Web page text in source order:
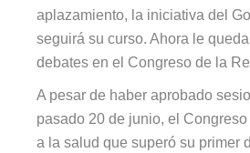
aplazamiento, la iniciativa del
seguirá su curso. Ahora le
debates en el Congreso de la
A pesar de haber aprobado
pasado 20 de junio, el
a la salud que superó su primer